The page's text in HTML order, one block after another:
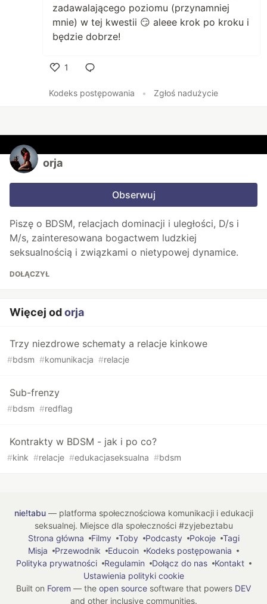
zadawalającego poziomu (przynamniej
mnie) w tej kwestii 😏 aleee krok po kroku i
będzie dobrze!
1
Kodeks postępowania
• Zgłoś nadużycie
orja
Obserwuj
Piszę o BDSM, relacjach dominacji i uległości, D/s i
M/s, zainteresowana bogactwem ludzkiej
seksualnością i związkami o nietypowej dynamice.
DOŁĄCZYŁ
Więcej odorja
Trzy niezdrowe schematy a relacje kinkowe
#bdsm #komunikacja #relacje
Sub-frenzy
#bdsm #redflag
Kontrakty w BDSM - jak i po co?
#kink #relacje #edukacjaseksualna #bdsm
nie!tabu— platforma społecznościowa komunikacji i edukacji
seksualnej. Miejsce dla społeczności #zyjebeztabu
Strona główna
Filmy Toby Podcasty Pokoje
Tagi
Misja
Przewodnik Educoin
Kodeks postępowania
Polityka prywatności
Regulamin Dołącz do nas
Kontakt
Ustawienia polityki cookie
Built on Forem — the open source software that powers DEV
and other inclusive communities.